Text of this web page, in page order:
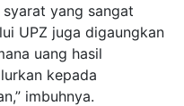
yang sangat
UPZ juga digaungkan
uang hasil
kepada
imbuhnya.